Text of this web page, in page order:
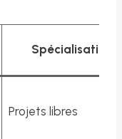
Spécialisations
Projets libres